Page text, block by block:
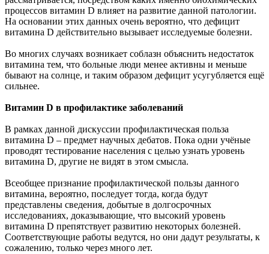
процессов витамин D влияет на развитие данной патологии.
На основании этих данных очень вероятно, что дефицит
витамина D действительно вызывает исследуемые болезни.
Во многих случаях возникает соблазн объяснить недостаток
витамина тем, что больные люди менее активны и меньше
бывают на солнце, и таким образом дефицит усугубляется ещё
сильнее.
Витамин D в профилактике заболеваний
В рамках данной дискуссии профилактическая польза
витамина D – предмет научных дебатов. Пока одни учёные
проводят тестирование населения с целью узнать уровень
витамина D, другие не видят в этом смысла.
Всеобщее признание профилактической пользы данного
витамина, вероятно, последует тогда, когда будут
представлены сведения, добытые в долгосрочных
исследованиях, доказывающие, что высокий уровень
витамина D препятствует развитию некоторых болезней.
Соответствующие работы ведутся, но они дадут результаты, к
сожалению, только через много лет.